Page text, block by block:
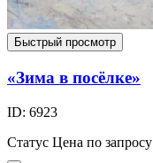
Быстрый просмотр
«Зима в посёлке»
ID: 6923
Статус Цена по запросу